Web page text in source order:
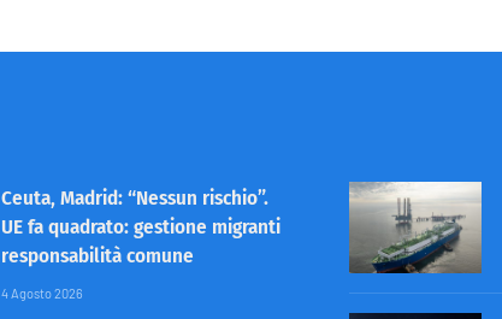
Ceuta, Madrid: “Nessun rischio”.
UE fa quadrato: gestione migranti
responsabilità comune
4 Agosto 2026